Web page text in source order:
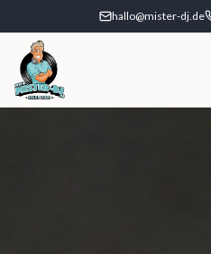
hallo@mister-dj.de